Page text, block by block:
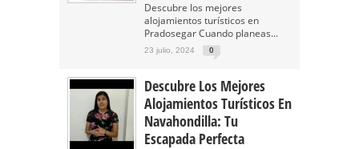
Descubre los mejores
alojamientos turísticos en
Pradosegar Cuando planeas...
23 julio, 2024 0
Descubre Los Mejores
Alojamientos Turísticos En
Navahondilla: Tu
Escapada Perfecta